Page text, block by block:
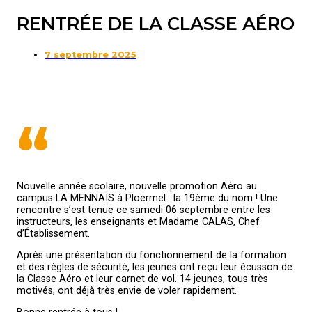
RENTRÉE DE LA CLASSE AÉRO
7 septembre 2025
“
Nouvelle année scolaire, nouvelle promotion Aéro au
campus LA MENNAIS à Ploërmel : la 19ème du nom ! Une
rencontre s’est tenue ce samedi 06 septembre entre les
instructeurs, les enseignants et Madame CALAS, Chef
d’Établissement.
Après une présentation du fonctionnement de la formation
et des règles de sécurité, les jeunes ont reçu leur écusson de
la Classe Aéro et leur carnet de vol. 14 jeunes, tous très
motivés, ont déjà très envie de voler rapidement.